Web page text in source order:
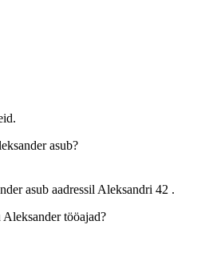
asub?
asub aadressil Aleksandri 42 .
tööajad?